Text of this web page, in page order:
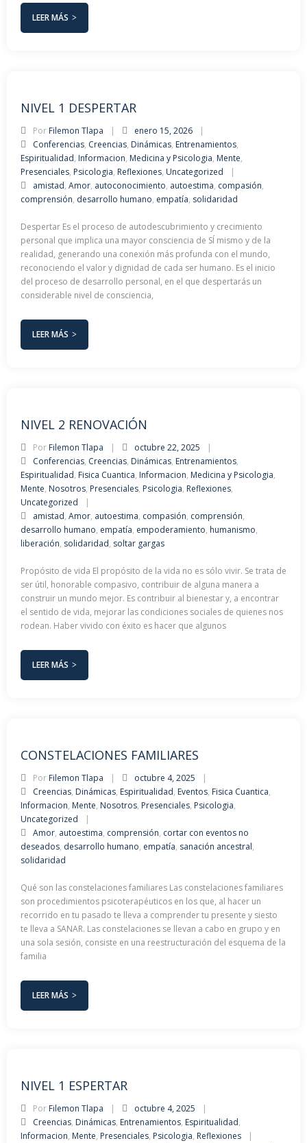
LEER MÁS
NIVEL 1 DESPERTAR
Por Filemon Tlapa
enero 15, 2026
Conferencias, Creencias, Dinámicas, Entrenamientos,
Espiritualidad, Informacion, Medicina y Psicologia, Mente,
Presenciales, Psicologia, Reflexiones, Uncategorized
amistad, Amor, autoconocimiento, autoestima, compasión,
comprensión, desarrollo humano, empatía, solidaridad
Despertar Es el proceso de autodescubrimiento y crecimiento
personal que implica una mayor consciencia de SÍ mismo y de la
realidad, generando una conexión más profunda con el mundo,
reconociendo el valor y dignidad de cada ser humano. Es el inicio
del proceso de desarrollo personal, en el que despertarás un
considerable nivel de consciencia,
LEER MÁS
NIVEL 2 RENOVACIÓN
Por Filemon Tlapa
octubre 22, 2025
Conferencias, Creencias, Dinámicas, Entrenamientos,
Espiritualidad, Fisica Cuantica, Informacion, Medicina y Psicologia,
Mente, Nosotros, Presenciales, Psicologia, Reflexiones,
Uncategorized
amistad, Amor, autoestima, compasión, comprensión,
desarrollo humano, empatía, empoderamiento, humanismo,
liberación, solidaridad, soltar gargas
Propósito de vida El propósito de la vida no es sólo vivir. Se trata de
ser útil, honorable compasivo, contribuir de alguna manera a
construir un mundo mejor. Es contribuir al bienestar y, a encontrar
el sentido de vida, mejorar las condiciones sociales de quienes nos
rodean. Haber vivido con éxito es hacer que algunos
LEER MÁS
CONSTELACIONES FAMILIARES
Por Filemon Tlapa
octubre 4, 2025
Creencias, Dinámicas, Espiritualidad, Eventos, Fisica Cuantica,
Informacion, Mente, Nosotros, Presenciales, Psicologia,
Uncategorized
Amor, autoestima, comprensión, cortar con eventos no
deseados, desarrollo humano, empatía, sanación ancestral,
solidaridad
Qué son las constelaciones familiares Las constelaciones familiares
son procedimientos psicoterapéuticos en los que, al hacer un
recorrido en tu pasado te lleva a comprender tu presente y siesto
te lleva a SANAR. Las constelaciones se llevan a cabo en grupo y en
una sola sesión, consiste en una reestructuración del esquema de la
familia
LEER MÁS
NIVEL 1 ESPERTAR
Por Filemon Tlapa
octubre 4, 2025
Creencias, Dinámicas, Entrenamientos, Espiritualidad,
Informacion, Mente, Presenciales, Psicologia, Reflexiones